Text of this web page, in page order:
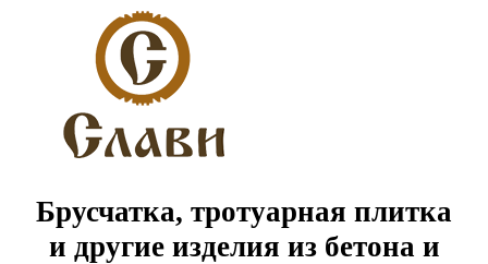
Брусчатка, тротуарная плитка
и другие изделия из бетона и